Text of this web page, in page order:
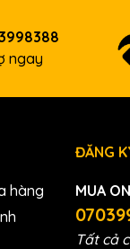
mại.
ngay
hàng
ĐĂNG
MUA
Tất cả